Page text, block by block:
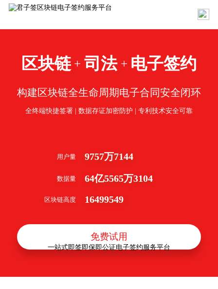
区块链 + 司法 + 电子签约
构建区块链全生命周期电子合同安全闭环
全终端快捷签署 | 数据存证加密防护 | 专利技术安全可靠
用户量 9757万7144
数据量 64亿5565万3104
区块链高度 16499549
免费试用
一站式即签即保即公证电子签约服务平台